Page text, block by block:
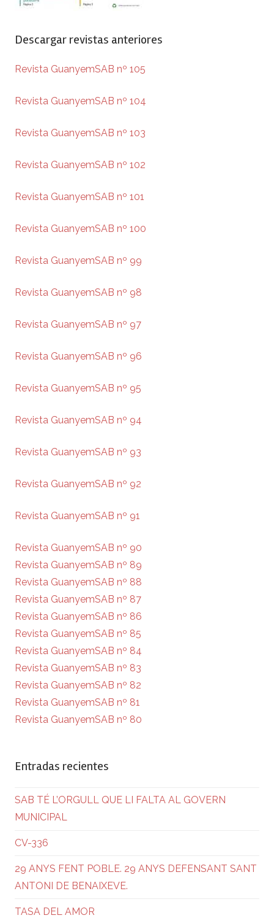
Descargar revistas anteriores
Revista GuanyemSAB nº 105
Revista GuanyemSAB nº 104
Revista GuanyemSAB nº 103
Revista GuanyemSAB nº 102
Revista GuanyemSAB nº 101
Revista GuanyemSAB nº 100
Revista GuanyemSAB nº 99
Revista GuanyemSAB nº 98
Revista GuanyemSAB nº 97
Revista GuanyemSAB nº 96
Revista GuanyemSAB nº 95
Revista GuanyemSAB nº 94
Revista GuanyemSAB nº 93
Revista GuanyemSAB nº 92
Revista GuanyemSAB nº 91
Revista GuanyemSAB nº 90
Revista GuanyemSAB nº 89
Revista GuanyemSAB nº 88
Revista GuanyemSAB nº 87
Revista GuanyemSAB nº 86
Revista GuanyemSAB nº 85
Revista GuanyemSAB nº 84
Revista GuanyemSAB nº 83
Revista GuanyemSAB nº 82
Revista GuanyemSAB nº 81
Revista GuanyemSAB nº 80
Entradas recientes
SAB TÉ L’ORGULL QUE LI FALTA AL GOVERN
MUNICIPAL
CV-336
29 ANYS FENT POBLE. 29 ANYS DEFENSANT SANT
ANTONI DE BENAIXEVE.
TASA DEL AMOR